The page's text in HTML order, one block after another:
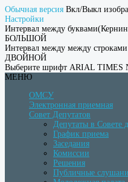
Обычная версия Вкл/Выкл
Настройки
Интервал между
БОЛЬШОЙ
Интервал между между строками
ДВОЙНОЙ
Выберите шрифт ARIAL TIMES
МЕНЮ
ОМСУ
Электронная приемная
Совет Депутатов
Депутаты в Совете
График приема
Заседания
Комиссии
Решения
Публичные